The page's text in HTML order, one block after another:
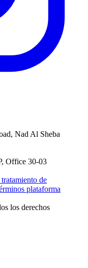
Nad Al Sheba
Office 30-03
de
plataforma
los derechos